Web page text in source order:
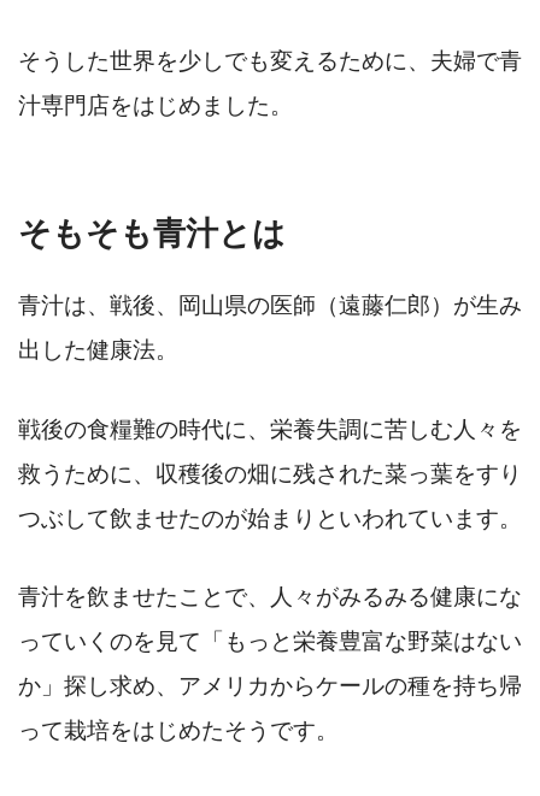
そうした世界を少しでも変えるために、夫婦で青
汁専門店をはじめました。
そもそも青汁とは
青汁は、戦後、岡山県の医師（遠藤仁郎）が生み
出した健康法。
戦後の食糧難の時代に、栄養失調に苦しむ人々を
救うために、収穫後の畑に残された菜っ葉をすり
つぶして飲ませたのが始まりといわれています。
青汁を飲ませたことで、人々がみるみる健康にな
っていくのを見て「もっと栄養豊富な野菜はない
か」探し求め、アメリカからケールの種を持ち帰
って栽培をはじめたそうです。